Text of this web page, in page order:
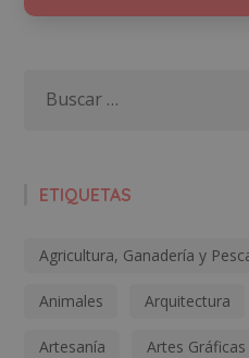
ETIQUETAS
Agricultura, Ganadería y
Animales Arquitectura
Artesanía Artes